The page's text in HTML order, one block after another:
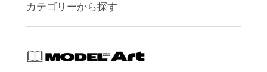
カテゴリーから探す